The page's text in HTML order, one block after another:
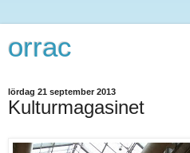
orrac
lördag 21 september 2013
Kulturmagasinet